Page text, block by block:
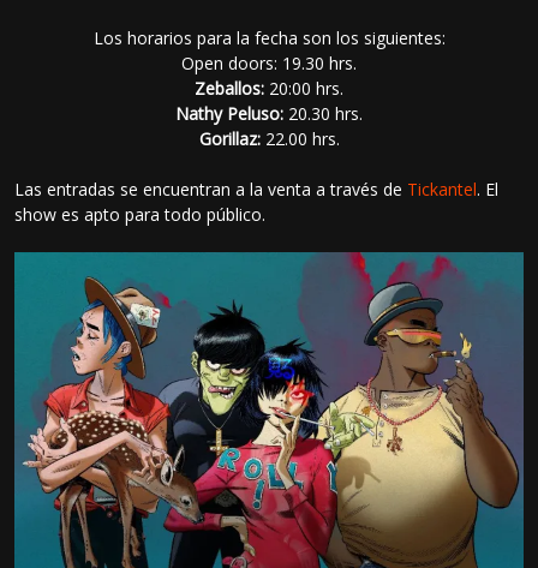
Los horarios para la fecha son los siguientes:
Open doors: 19.30 hrs.
Zeballos: 20:00 hrs.
Nathy Peluso: 20.30 hrs.
Gorillaz:22.00 hrs.
Las entradas se encuentran a la venta a través de Tickantel. El
show es apto para todo público.